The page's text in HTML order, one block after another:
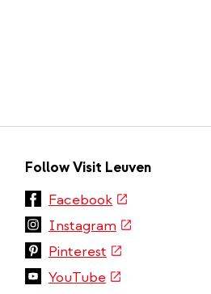
Follow Visit Leuven
Facebook(link
external)
Instagram (link
is
Pinterest (link
is
YouTube(link